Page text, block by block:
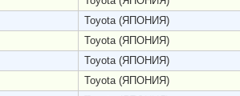
Toyota (ЯПОНИЯ)
Toyota (ЯПОНИЯ)
Toyota (ЯПОНИЯ)
Toyota (ЯПОНИЯ)